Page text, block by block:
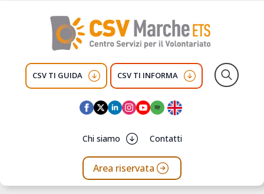
CSV TI GUIDA CSV TI INFORMA
Chi siamo Contatti
Area riservata